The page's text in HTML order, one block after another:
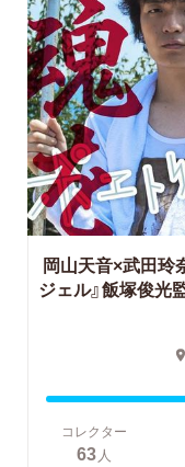
岡山天音×武田
ジェル』飯塚俊光
コレクター
63 人